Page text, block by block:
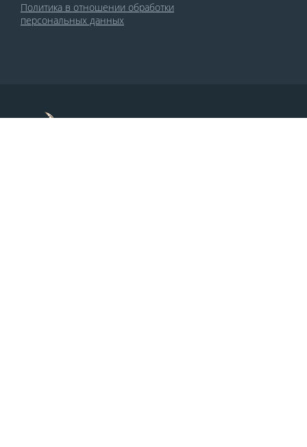
Политика в отношении обработки
персональных данных